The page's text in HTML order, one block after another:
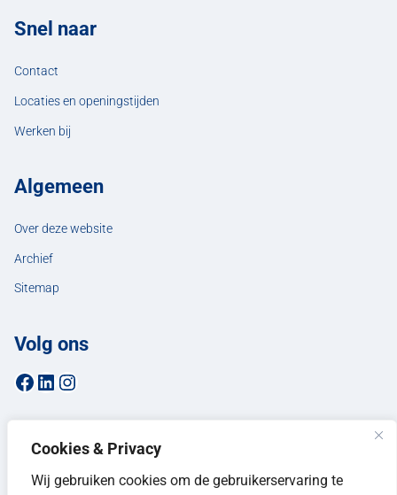
Cookies & Privacy
Wij gebruiken cookies om de gebruikerservaring te
Snel naar
Contact
Locaties en openingstijden
Werken bij
Algemeen
Over deze website
Archief
Sitemap
Volg ons
Facebookpagina van de gemeente Hellendoorn
LinkedIn-pagina van de gemeente Hellendoorn
Instagrampagina van de gemeente Hellendoorn